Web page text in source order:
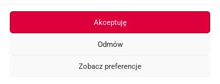
Akceptuję
Odmów
Zobacz preferencje